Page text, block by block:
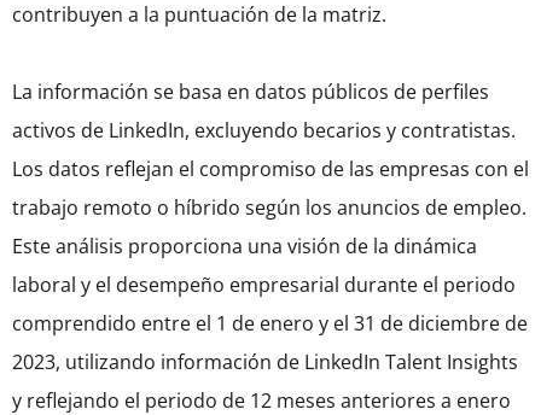
contribuyen a la puntuación de la matriz.
La información se basa en datos públicos de perfiles
activos de LinkedIn, excluyendo becarios y contratistas.
Los datos reflejan el compromiso de las empresas con el
trabajo remoto o híbrido según los anuncios de empleo.
Este análisis proporciona una visión de la dinámica
laboral y el desempeño empresarial durante el periodo
comprendido entre el 1 de enero y el 31 de diciembre de
2023, utilizando información de LinkedIn Talent Insights
y reflejando el periodo de 12 meses anteriores a enero